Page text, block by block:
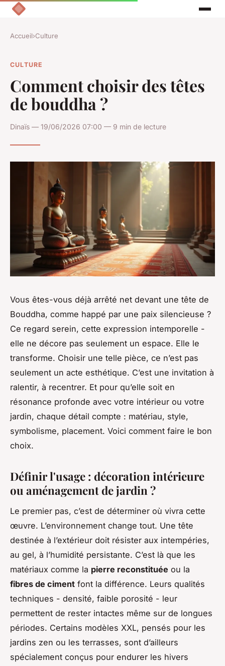
Accueil›Culture
CULTURE
Comment choisir des têtes
de bouddha ?
Dinaïs — 19/06/2026 07:00 — 9 min de lecture
Vous êtes-vous déjà arrêté net devant une tête de
Bouddha, comme happé par une paix silencieuse ?
Ce regard serein, cette expression intemporelle -
elle ne décore pas seulement un espace. Elle le
transforme. Choisir une telle pièce, ce n’est pas
seulement un acte esthétique. C’est une invitation à
ralentir, à recentrer. Et pour qu’elle soit en
résonance profonde avec votre intérieur ou votre
jardin, chaque détail compte : matériau, style,
symbolisme, placement. Voici comment faire le bon
choix.
Définir l'usage : décoration intérieure
ou aménagement de jardin ?
Le premier pas, c’est de déterminer où vivra cette
œuvre. L’environnement change tout. Une tête
destinée à l’extérieur doit résister aux intempéries,
au gel, à l’humidité persistante. C’est là que les
matériaux comme la pierre reconstituée ou la
fibres de ciment font la différence. Leurs qualités
techniques - densité, faible porosité - leur
permettent de rester intactes même sur de longues
périodes. Certains modèles XXL, pensés pour les
jardins zen ou les terrasses, sont d’ailleurs
spécialement conçus pour endurer les hivers